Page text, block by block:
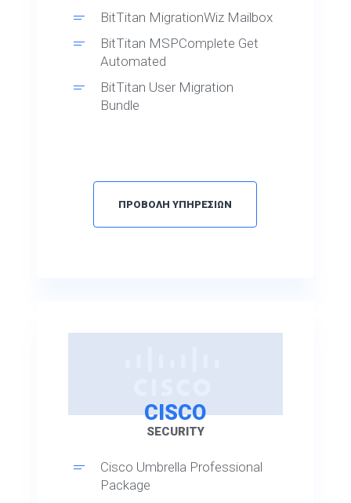
BitTitan MigrationWiz Mailbox
BitTitan MSPComplete Get
Automated
BitTitan User Migration
Bundle
ΠΡΟΒΟΛΗ ΥΠΗΡΕΣΙΩΝ
CISCO
SECURITY
Cisco Umbrella Professional
Package